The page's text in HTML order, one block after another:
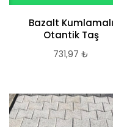
Bazalt Kumlamalı
Otantik Taş
731,97 ₺